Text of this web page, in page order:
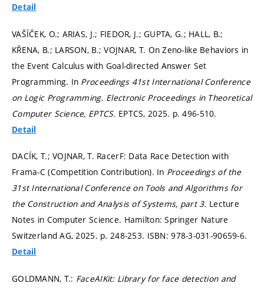
Detail
VAŠÍČEK, O.; ARIAS, J.; FIEDOR, J.; GUPTA, G.; HALL, B.;
KŘENA, B.; LARSON, B.; VOJNAR, T. On Zeno-like Behaviors in
the Event Calculus with Goal-directed Answer Set
Programming. In Proceedings 41st International Conference
on Logic Programming. Electronic Proceedings in Theoretical
Computer Science, EPTCS. EPTCS, 2025. p. 496-510.
Detail
DACÍK, T.; VOJNAR, T. RacerF: Data Race Detection with
Frama-C (Competition Contribution). In Proceedings of the
31st International Conference on Tools and Algorithms for
the Construction and Analysis of Systems, part 3. Lecture
Notes in Computer Science. Hamilton: Springer Nature
Switzerland AG, 2025. p. 248-253. ISBN: 978-3-031-90659-6.
Detail
GOLDMANN, T.: FaceAIKit: Library for face detection and